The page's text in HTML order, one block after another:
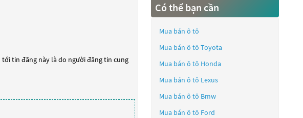
tin đăng này là do người đăng tin cung
Có thể bạn cần
Mua bán ô tô
Mua bán ô tô Toyota
Mua bán ô tô Honda
Mua bán ô tô Lexus
Mua bán ô tô Bmw
Mua bán ô tô Ford